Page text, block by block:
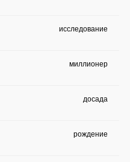
исследование
миллионер
досада
рождение